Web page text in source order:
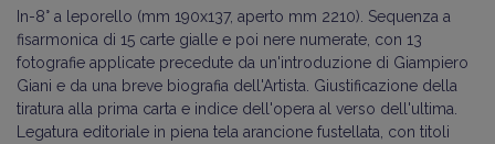
In-8° a leporello (mm 190x137, aperto mm 2210). Sequenza a
fisarmonica di 15 carte gialle e poi nere numerate, con 13
fotografie applicate precedute da un'introduzione di Giampiero
Giani e da una breve biografia dell'Artista. Giustificazione della
tiratura alla prima carta e indice dell'opera al verso dell'ultima.
Legatura editoriale in piena tela arancione fustellata, con titoli